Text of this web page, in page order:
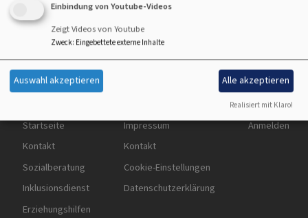
Hauptnavigation
Startseite
Kontakt
Sozialberatung
Inklusionsdienst
Erziehungshilfen
Fußbereichsmenü
Impressum
Kontakt
Cookie-Einstellungen
Datenschutzerklärung
Anmelden
Einbindung von Youtube-Videos
Zeigt Videos von Youtube
Zweck: Eingebettete externe Inhalte
Auswahl akzeptieren Alle akzeptieren
Realisiert mit Klaro!